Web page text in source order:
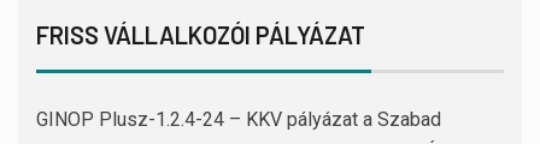
FRISS VÁLLALKOZÓI PÁLYÁZAT
GINOP Plusz-1.2.4-24 – KKV pályázat a Szabad